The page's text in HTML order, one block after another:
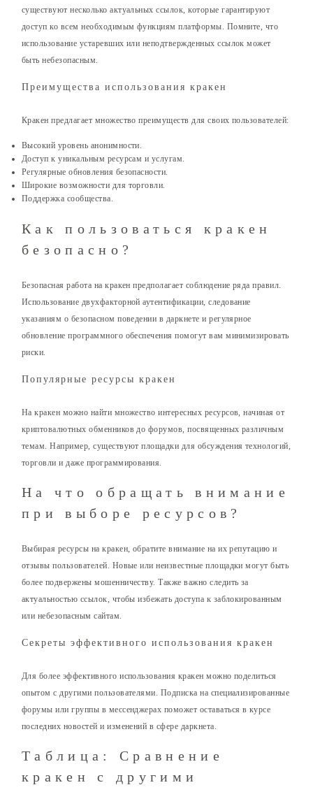
существуют несколько актуальных ссылок, которые гарантируют
доступ ко всем необходимым функциям платформы. Помните, что
использование устаревших или неподтвержденных ссылок может
быть небезопасным.
Преимущества использования кракен
Кракен предлагает множество преимуществ для своих пользователей:
Высокий уровень анонимности.
Доступ к уникальным ресурсам и услугам.
Регулярные обновления безопасности.
Широкие возможности для торговли.
Поддержка сообщества.
Как пользоваться кракен
безопасно?
Безопасная работа на кракен предполагает соблюдение ряда правил.
Использование двухфакторной аутентификации, следование
указаниям о безопасном поведении в даркнете и регулярное
обновление программного обеспечения помогут вам минимизировать
риски.
Популярные ресурсы кракен
На кракен можно найти множество интересных ресурсов, начиная от
криптовалютных обменников до форумов, посвященных различным
темам. Например, существуют площадки для обсуждения технологий,
торговли и даже программирования.
На что обращать внимание
при выборе ресурсов?
Выбирая ресурсы на кракен, обратите внимание на их репутацию и
отзывы пользователей. Новые или неизвестные площадки могут быть
более подвержены мошенничеству. Также важно следить за
актуальностью ссылок, чтобы избежать доступа к заблокированным
или небезопасным сайтам.
Секреты эффективного использования кракен
Для более эффективного использования кракен можно поделиться
опытом с другими пользователями. Подписка на специализированные
форумы или группы в мессенджерах поможет оставаться в курсе
последних новостей и изменений в сфере даркнета.
Таблица: Сравнение
кракен с другими